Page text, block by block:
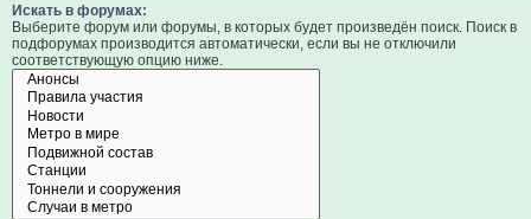
Искать в форумах:
Выберите форум или форумы, в которых будет произведён поиск. Поиск в
подфорумах производится автоматически, если вы не отключили
соответствующую опцию ниже.